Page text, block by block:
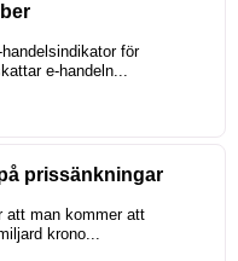
för
e-handeln...
prissänkningar
att man kommer att
krono...